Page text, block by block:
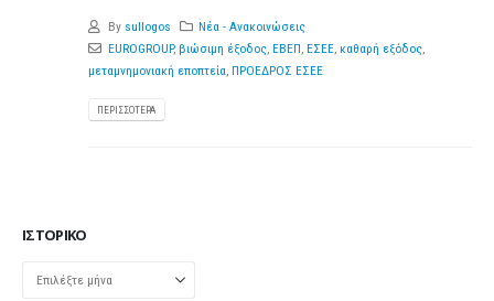
By sullogos
Νέα - Ανακοινώσεις
EUROGROUP, βιώσιμη έξοδος, ΕΒΕΠ, ΕΣΕΕ, καθαρή εξόδος,
μεταμνημονιακή εποπτεία, ΠΡΟΕΔΡΟΣ ΕΣΕΕ
ΠΕΡΙΣΣΌΤΕΡΑ
ΙΣΤΟΡΙΚΌ